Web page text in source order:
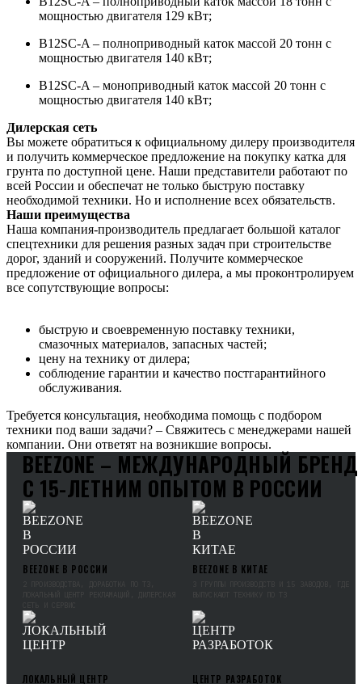
мощностью двигателя 129 кВт;
B12SC-A – полноприводный каток массой 20 тонн с
мощностью двигателя 140 кВт;
B12SC-A – моноприводный каток массой 20 тонн с
мощностью двигателя 140 кВт;
Дилерская сеть
Вы можете обратиться к официальному дилеру производителя
и получить коммерческое предложение на покупку катка для
грунта по доступной цене. Наши представители работают по
всей России и обеспечат не только быструю поставку
необходимой техники. Но и исполнение всех обязательств.
Наши преимущества
Наша компания-производитель предлагает большой каталог
спецтехники для решения разных задач при строительстве
дорог, зданий и сооружений. Получите коммерческое
предложение от официального дилера, а мы проконтролируем
все сопутствующие вопросы:
быструю и своевременную поставку техники,
смазочных материалов, запасных частей;
цену на технику от дилера;
соблюдение гарантии и качество постгарантийного
обслуживания.
Требуется консультация, необходима помощь с подбором
техники под ваши задачи? – Свяжитесь с менеджерами нашей
компании. Они ответят на возникшие вопросы.
BEEZONE – МЕЖДУНАРОДНЫЙ БРЕНД
С 15-ЛЕТНИМ ОПЫТОМ В РОССИИ
BEEZONE В РОССИИ
2 ПРОИЗВОДСТВА, ДОРАБОТКА ПО ТЗ,
ЛОКАЛЬНЫЙ ЦЕНТР РЕКЛАМАЦИЙ, ДИЛЕРСКАЯ
СЕТЬ И СЕРВИС
BEEZONE В КИТАЕ
3 ГРУППЫ ПРОИЗВОДСТВ И 15 ЗАВОДОВ, ГДЕ
ВЫПУСКАЮТ ТЕХНИКУ ПО ТЗ
ЛОКАЛЬНЫЙ ЦЕНТР ЦЕНТР РАЗРАБОТОК